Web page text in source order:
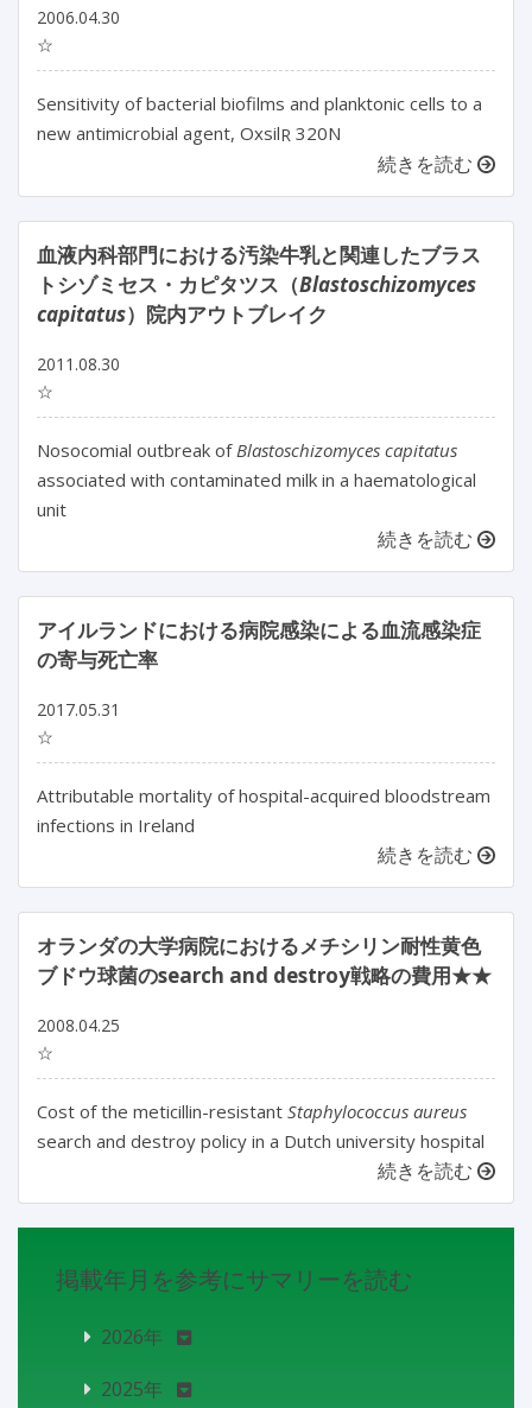
2006.04.30
☆
Sensitivity of bacterial biofilms and planktonic cells to a
new antimicrobial agent, OxsilR 320N
続きを読む
血液内科部門における汚染牛乳と関連したブラス
トシゾミセス・カピタツス（Blastoschizomyces
capitatus）院内アウトブレイク
2011.08.30
☆
Nosocomial outbreak of Blastoschizomyces capitatus
associated with contaminated milk in a haematological
unit
続きを読む
アイルランドにおける病院感染による血流感染症
の寄与死亡率
2017.05.31
☆
Attributable mortality of hospital-acquired bloodstream
infections in Ireland
続きを読む
オランダの大学病院におけるメチシリン耐性黄色
ブドウ球菌のsearch and destroy戦略の費用★★
2008.04.25
☆
Cost of the meticillin-resistant Staphylococcus aureus
search and destroy policy in a Dutch university hospital
続きを読む
掲載年月を参考にサマリーを読む
2026年
2025年